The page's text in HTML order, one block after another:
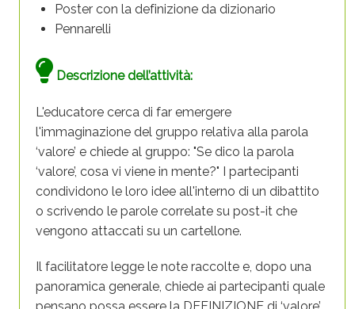
Poster con la definizione da dizionario
Pennarelli
Descrizione dell’attività:
L'educatore cerca di far emergere
l'immaginazione del gruppo relativa alla parola
‘valore’ e chiede al gruppo: "Se dico la parola
‘valore’, cosa vi viene in mente?" I partecipanti
condividono le loro idee all'interno di un dibattito
o scrivendo le parole correlate su post-it che
vengono attaccati su un cartellone.
Il facilitatore legge le note raccolte e, dopo una
panoramica generale, chiede ai partecipanti quale